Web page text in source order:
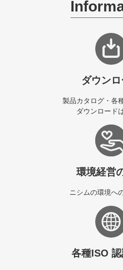
ダウン
製品カタログ・各
ダウンロード
環境経営
ニシムの環境へ
各種ISO